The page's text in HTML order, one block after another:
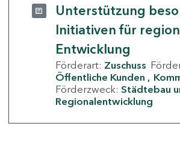
Unterstützung
Initiativen für
Entwicklung
Förderart: Zuschuss
Öffentliche Kunden
Förderzweck: Städtebau
Regionalentwicklung